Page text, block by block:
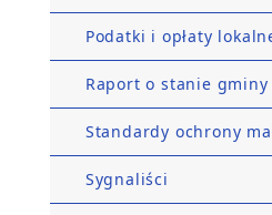
Podatki i opłaty
Raport o stanie gminy
Standardy ochrony
Sygnaliści